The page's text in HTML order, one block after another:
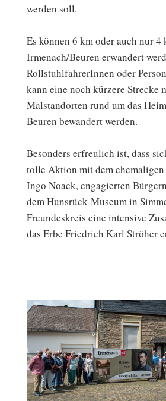
werden soll.
Es können 6 km oder auch nur 4
Irmenach/Beuren erwandert
RollstuhlfahrerInnen oder
kann eine noch kürzere Strecke
Malstandorten rund um das
Beuren bewandert werden.
Besonders erfreulich ist, dass
tolle Aktion mit dem
Ingo Noack, engagierten
dem Hunsrück-Museum in
Freundeskreis eine intensive
das Erbe Friedrich Karl Ströher